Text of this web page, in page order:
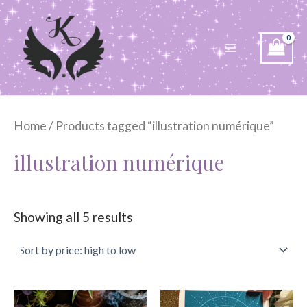
Aller
contenu
Main
Menu
Home/ Products tagged “illustration numérique”
illustration numérique
Showing all 5 results